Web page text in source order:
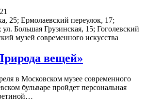
25; Ермолаевский переулок, 17;
ул. Большая Грузинская, 15; Гоголевский
музей современного искусства
вещей»
в Московском музее современного
бульваре пройдет персональная